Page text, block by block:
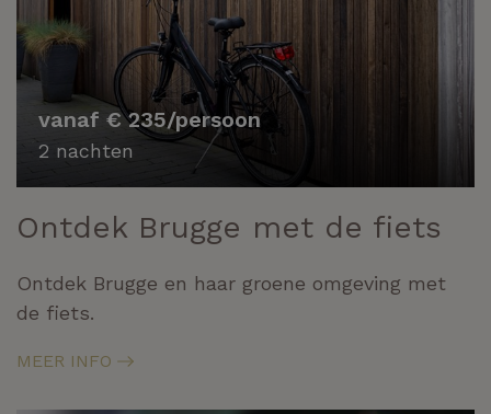
vanaf € 235/persoon
2 nachten
Ontdek Brugge met de fiets
Ontdek Brugge en haar groene omgeving met
de fiets.
MEER INFO